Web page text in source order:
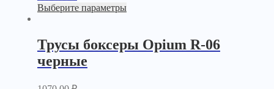
Выберите параметры
Трусы боксеры Opium R-06
черные